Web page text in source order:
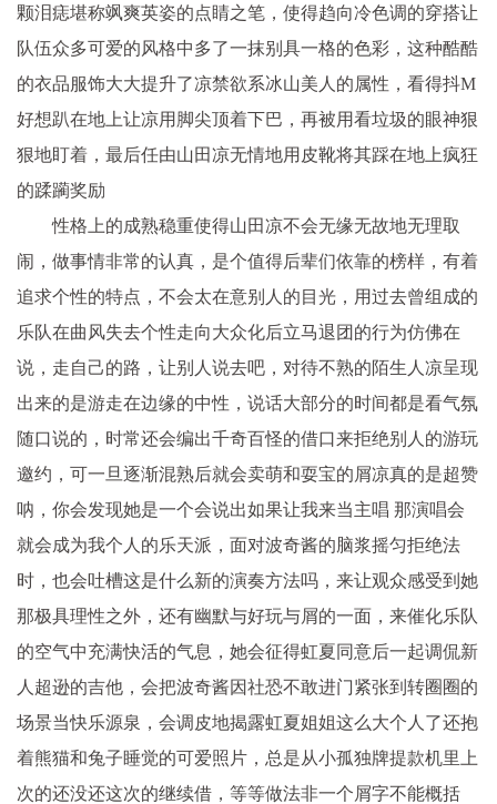
颗泪痣堪称飒爽英姿的点睛之笔，使得趋向冷色调的穿搭让
队伍众多可爱的风格中多了一抹别具一格的色彩，这种酷酷
的衣品服饰大大提升了凉禁欲系冰山美人的属性，看得抖M
好想趴在地上让凉用脚尖顶着下巴，再被用看垃圾的眼神狠
狠地盯着，最后任由山田凉无情地用皮靴将其踩在地上疯狂
的蹂躏奖励
性格上的成熟稳重使得山田凉不会无缘无故地无理取
闹，做事情非常的认真，是个值得后辈们依靠的榜样，有着
追求个性的特点，不会太在意别人的目光，用过去曾组成的
乐队在曲风失去个性走向大众化后立马退团的行为仿佛在
说，走自己的路，让别人说去吧，对待不熟的陌生人凉呈现
出来的是游走在边缘的中性，说话大部分的时间都是看气氛
随口说的，时常还会编出千奇百怪的借口来拒绝别人的游玩
邀约，可一旦逐渐混熟后就会卖萌和耍宝的屑凉真的是超赞
呐，你会发现她是一个会说出如果让我来当主唱 那演唱会
就会成为我个人的乐天派，面对波奇酱的脑浆摇匀拒绝法
时，也会吐槽这是什么新的演奏方法吗，来让观众感受到她
那极具理性之外，还有幽默与好玩与屑的一面，来催化乐队
的空气中充满快活的气息，她会征得虹夏同意后一起调侃新
人超逊的吉他，会把波奇酱因社恐不敢进门紧张到转圈圈的
场景当快乐源泉，会调皮地揭露虹夏姐姐这么大个人了还抱
着熊猫和兔子睡觉的可爱照片，总是从小孤独牌提款机里上
次的还没还这次的继续借，等等做法非一个屑字不能概括